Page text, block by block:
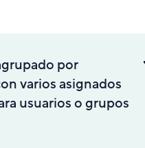
por
varios asignados
usuarios o grupos